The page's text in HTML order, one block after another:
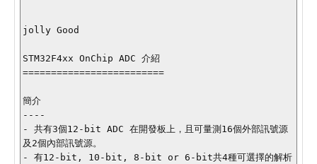
jolly Good
STM32F4xx OnChip ADC 介紹
=========================
簡介
----
- 共有3個12-bit ADC 在開發板上，且可量測16個外部訊號源
及2個內部訊號源。
- 有12-bit, 10-bit, 8-bit or 6-bit共4種可選擇的解析